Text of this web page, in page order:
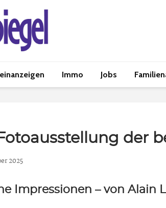
Immo Jobs
der
2025
Impressionen – von Alain